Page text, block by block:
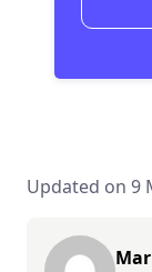
Updated on 9